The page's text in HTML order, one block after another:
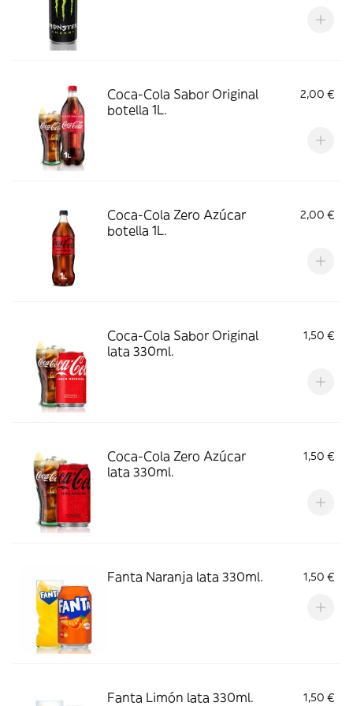
Coca-Cola Sabor Original
botella 1L.
2,00 €
Coca-Cola Zero Azúcar
botella 1L.
2,00 €
Coca-Cola Sabor Original
lata 330ml.
1,50 €
Coca-Cola Zero Azúcar
lata 330ml.
1,50 €
Fanta Naranja lata 330ml. 1,50 €
Fanta Limón lata 330ml. 1,50 €